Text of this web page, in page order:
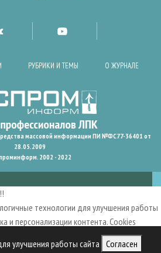
улучшения работы сайта Согласен
РУБРИКИ И ТЕМЫ О ЖУРНАЛЕ
массовой информации ПИ №ФС77-36401 от
28.05.2009
2002 - 2022
технологии для улучшения работы
и персонализации контента. Cookies